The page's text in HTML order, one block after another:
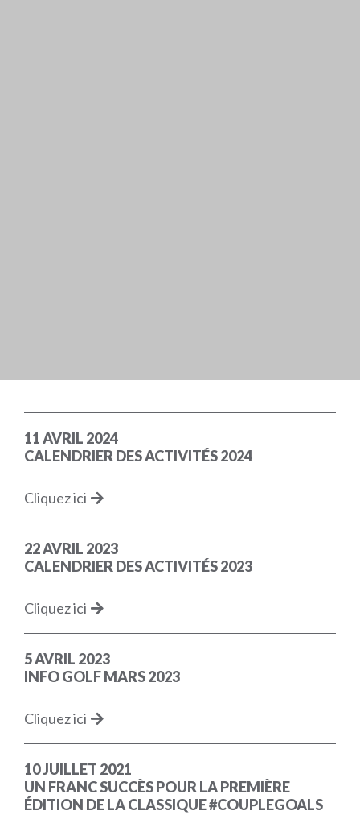
11 AVRIL 2024
CALENDRIER DES ACTIVITÉS 2024
Cliquez ici
22 AVRIL 2023
CALENDRIER DES ACTIVITÉS 2023
Cliquez ici
5 AVRIL 2023
INFO GOLF MARS 2023
Cliquez ici
10 JUILLET 2021
UN FRANC SUCCÈS POUR LA PREMIÈRE
ÉDITION DE LA CLASSIQUE #COUPLEGOALS